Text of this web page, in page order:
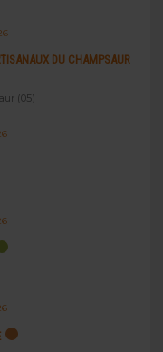
DU CHAMPSAUR
(05)